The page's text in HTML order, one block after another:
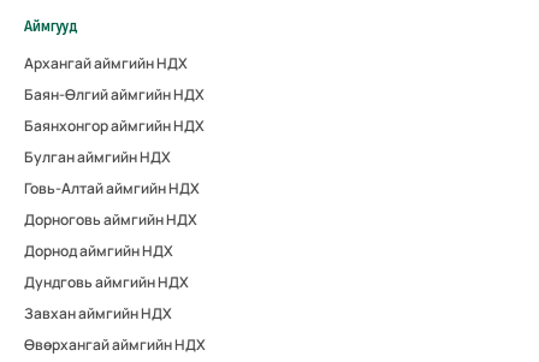
Аймгууд
Архангай аймгийн НДХ
Баян-Өлгий аймгийн НДХ
Баянхонгор аймгийн НДХ
Булган аймгийн НДХ
Говь-Алтай аймгийн НДХ
Дорноговь аймгийн НДХ
Дорнод аймгийн НДХ
Дундговь аймгийн НДХ
Завхан аймгийн НДХ
Өвөрхангай аймгийн НДХ